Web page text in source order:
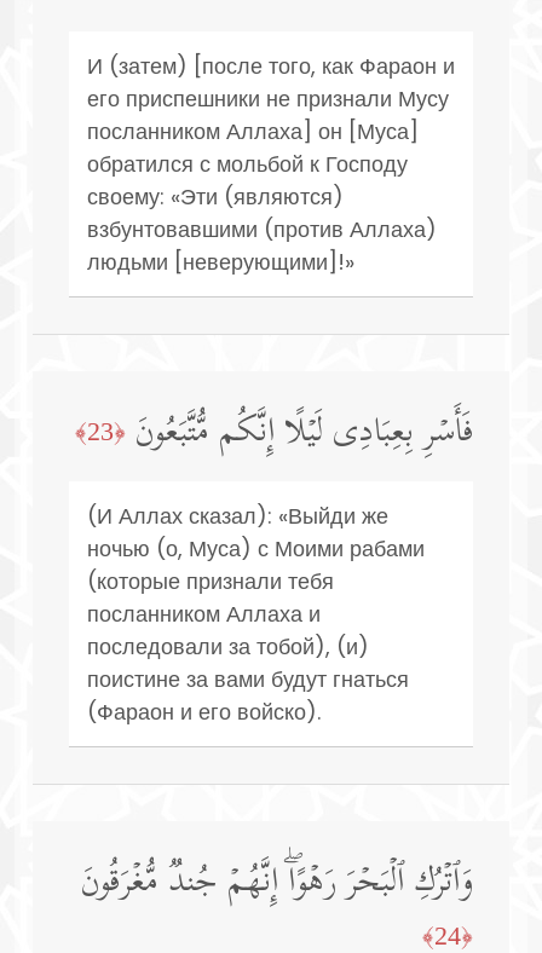
И (затем) [после того, как Фараон и
его приспешники не признали Мусу
посланником Аллаха] он [Муса]
обратился с мольбой к Господу
своему: «Эти (являются)
взбунтовавшими (против Аллаха)
людьми [неверующими]!»
فَأَسۡرِ بِعِبَادِی لَیۡلًا إِنَّكُم مُّتَّبَعُونَ ﴿23﴾
(И Аллах сказал): «Выйди же
ночью (о, Муса) с Моими рабами
(которые признали тебя
посланником Аллаха и
последовали за тобой), (и)
поистине за вами будут гнаться
(Фараон и его войско).
وَٱتۡرُكِ ٱلۡبَحۡرَ رَهۡوًاۖ إِنَّهُمۡ جُندࣱ مُّغۡرَقُونَ
﴿24﴾